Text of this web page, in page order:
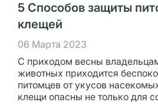
5 Способов защиты
клещей
06 Марта 2023
С приходом весны
животных приходится
питомцев от укусов
клещи опасны не только для